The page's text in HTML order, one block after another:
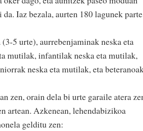
Iaz bezala, aurten 180 lagunek parte
5 urte), aurrebenjaminak neska eta
mutilak, infantilak neska eta mutilak,
neska eta mutilak, eta
zen, orain dela bi urte garaile atera
artean. Azkenean, lehendabizikoa
gelditu zen: